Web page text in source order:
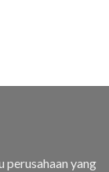
perusahaan yang